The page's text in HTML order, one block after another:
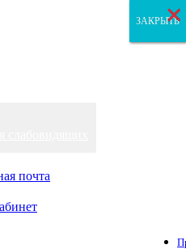
ЗАКРЫТЬ
ЗАКРЫТЬ
ЗАКРЫТЬ
×
×
×